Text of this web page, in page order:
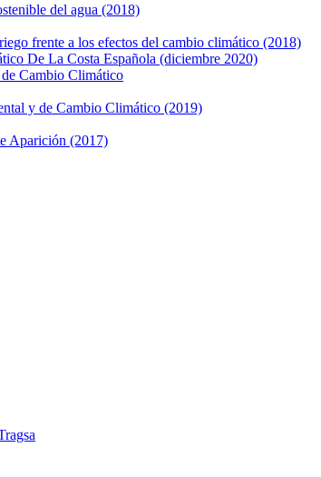
del agua (2018)
frente a los efectos del cambio climático (2018)
De La Costa Española (diciembre 2020)
Cambio Climático
y de Cambio Climático (2019)
Aparición (2017)